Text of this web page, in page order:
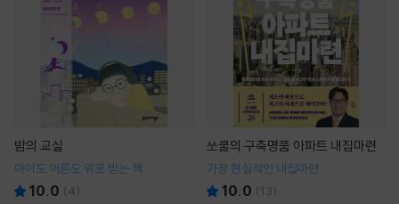
밤의 교실
아이도 어른도 위로 받는 책
10.0 (4)
쏘쿨의 구축명품 아파트 내집마련
가장 현실적인 내집마련
10.0 (13)